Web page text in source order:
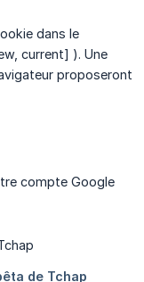
dans le
current] ). Une
proposeront
compte Google